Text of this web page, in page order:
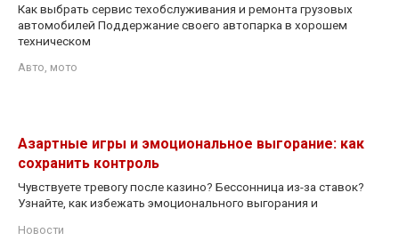
Как выбрать сервис техобслуживания и ремонта грузовых
автомобилей Поддержание своего автопарка в хорошем
техническом
Авто, мото
Азартные игры и эмоциональное выгорание: как
сохранить контроль
Чувствуете тревогу после казино? Бессонница из-за ставок?
Узнайте, как избежать эмоционального выгорания и
Новости